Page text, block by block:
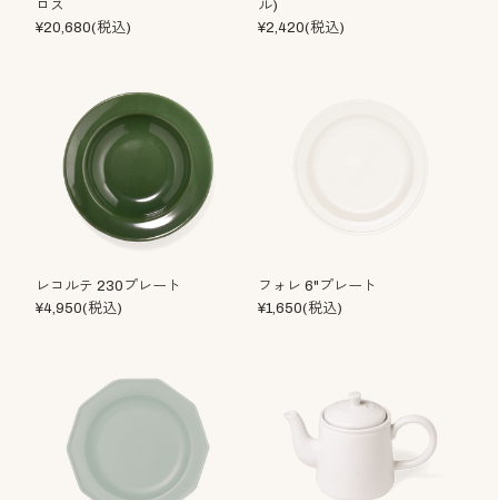
ロス
¥20,680(税込)
ル)
¥2,420(税込)
レコルテ 230プレート
¥4,950(税込)
フォレ 6"プレート
¥1,650(税込)